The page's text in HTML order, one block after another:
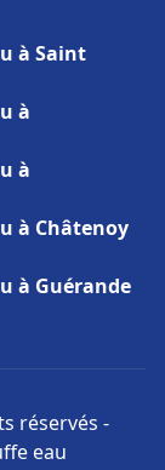
à Saint
à
à
à Châtenoy
à Guérande
réservés -
eau